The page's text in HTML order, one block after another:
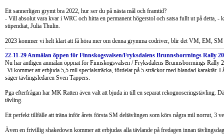
Ett sannerligen grymt bra 2022, hur ser du på nästa mål och framtid?
- Vill absolut vara kvar i WRC och hitta en permanent högerstol och satsa fullt ut på detta,
stipendiat, Julia Thulin.
2023 kommer vi helt klart att få höra mer om denna grymma codriver, blir det VM, EM,
22-11-29 Anmälan öppen för Finnskogsvalsen/Fryksdalens Brunnsborrnings Rally
Nu har äntligen anmälan öppnat för Finnskogsvalsen / Fryksdalens Brunnsborrnings Rally
-Vi kommer att erbjuda 5,5 mil specialsträcka, fördelat på 5 sträckor med blandad karaktär.
säger tävlingsledaren Sven Täppers.
Pga efterfrågan har MK Ratten även valt att bjuda in till en separat rekognoseringstävling.
tävling.
Ett perfekt tillfälle att träna inför årets första SM deltävlingen som körs några mil norrut, 3
Även en frivillig shakedown kommer att erbjudas alla tävlande på fredagen innan